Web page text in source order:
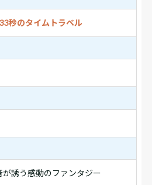
秒のタイムトラベル
誘う感動のファンタジー